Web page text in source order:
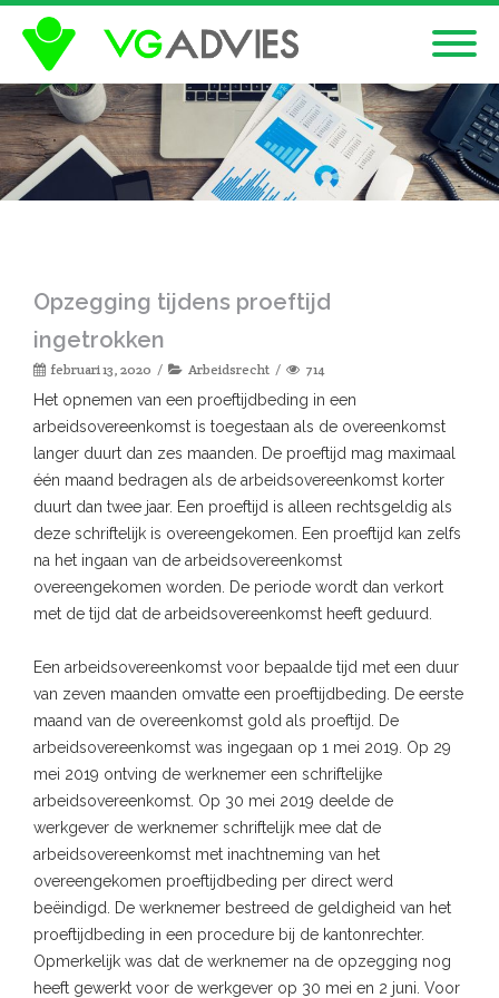
Opzegging tijdens proeftijd
ingetrokken
februari 13, 2020 Arbeidsrecht 714
Het opnemen van een proeftijdbeding in een
arbeidsovereenkomst is toegestaan als de overeenkomst
langer duurt dan zes maanden. De proeftijd mag maximaal
één maand bedragen als de arbeidsovereenkomst korter
duurt dan twee jaar. Een proeftijd is alleen rechtsgeldig als
deze schriftelijk is overeengekomen. Een proeftijd kan zelfs
na het ingaan van de arbeidsovereenkomst
overeengekomen worden. De periode wordt dan verkort
met de tijd dat de arbeidsovereenkomst heeft geduurd.
Een arbeidsovereenkomst voor bepaalde tijd met een duur
van zeven maanden omvatte een proeftijdbeding. De eerste
maand van de overeenkomst gold als proeftijd. De
arbeidsovereenkomst was ingegaan op 1 mei 2019. Op 29
mei 2019 ontving de werknemer een schriftelijke
arbeidsovereenkomst. Op 30 mei 2019 deelde de
werkgever de werknemer schriftelijk mee dat de
arbeidsovereenkomst met inachtneming van het
overeengekomen proeftijdbeding per direct werd
beëindigd. De werknemer bestreed de geldigheid van het
proeftijdbeding in een procedure bij de kantonrechter.
Opmerkelijk was dat de werknemer na de opzegging nog
heeft gewerkt voor de werkgever op 30 mei en 2 juni. Voor